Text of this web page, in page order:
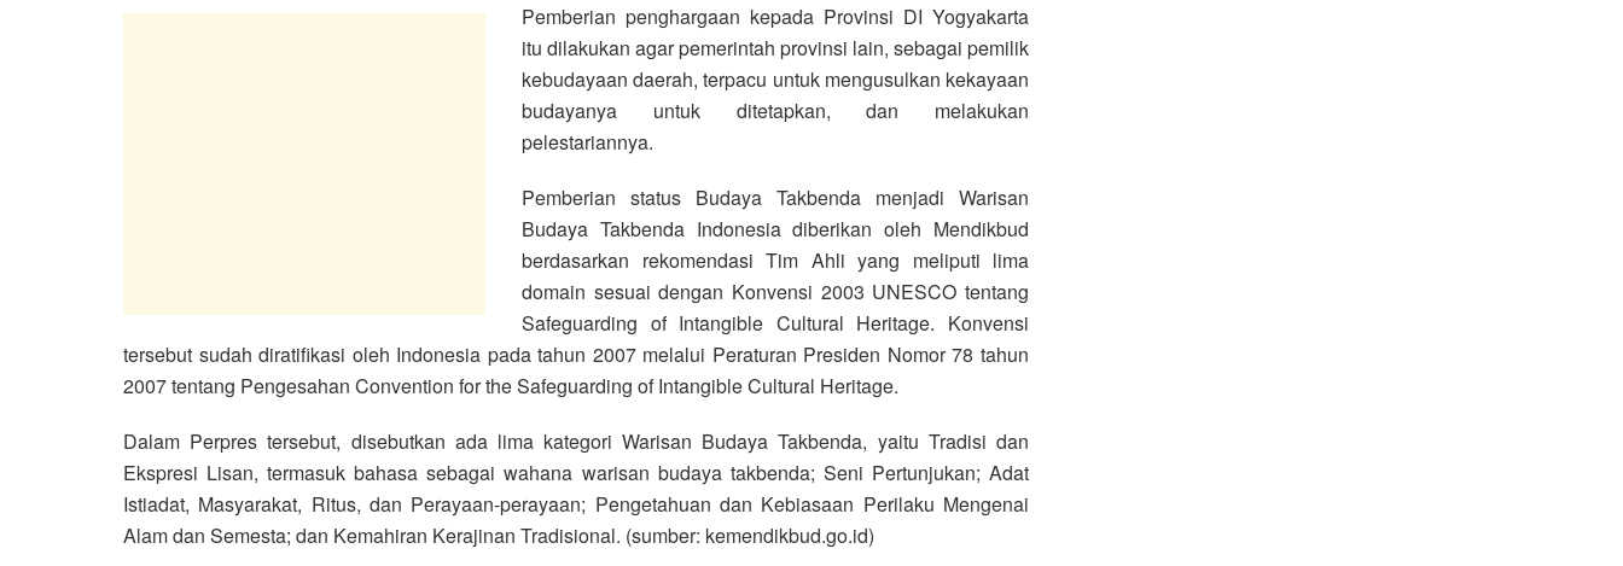
Pemberian penghargaan kepada Provinsi DI Yogyakarta
itu dilakukan agar pemerintah provinsi lain, sebagai pemilik
kebudayaan daerah, terpacu untuk mengusulkan kekayaan
budayanya untuk ditetapkan, dan melakukan
pelestariannya.
Pemberian status Budaya Takbenda menjadi Warisan
Budaya Takbenda Indonesia diberikan oleh Mendikbud
berdasarkan rekomendasi Tim Ahli yang meliputi lima
domain sesuai dengan Konvensi 2003 UNESCO tentang
Safeguarding of Intangible Cultural Heritage. Konvensi
tersebut sudah diratifikasi oleh Indonesia pada tahun 2007 melalui Peraturan Presiden Nomor 78 tahun
2007 tentang Pengesahan Convention for the Safeguarding of Intangible Cultural Heritage.
Dalam Perpres tersebut, disebutkan ada lima kategori Warisan Budaya Takbenda, yaitu Tradisi dan
Ekspresi Lisan, termasuk bahasa sebagai wahana warisan budaya takbenda; Seni Pertunjukan; Adat
Istiadat, Masyarakat, Ritus, dan Perayaan-perayaan; Pengetahuan dan Kebiasaan Perilaku Mengenai
Alam dan Semesta; dan Kemahiran Kerajinan Tradisional. (sumber: kemendikbud.go.id)